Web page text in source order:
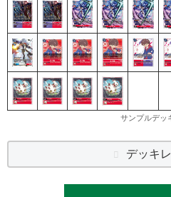
サンプルデッ
デッキ